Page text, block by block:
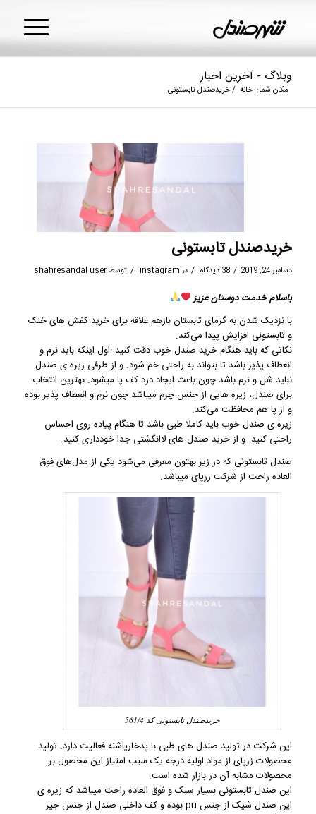
وبلاگ - آخرین اخبار
مکان شما: خانه /خریدصندل تابستونی
خریدصندل تابستونی
دسامبر 24, 2019 / 38 دیدگاه / در instagram
/ توسط shahresandal user
باسلام خدمت دوستان عزیز
با نزدیک شدن به گرمای تابستان بازهم علاقه برای خرید کفش های خنک
و تابستونی افزایش پیدا می‌کند.
نکاتی که باید هنگامخرید صندلخوب دقت کنید ‌:اول اینکه باید نرم و
انعطاف پذیر باشد تا بتواند به راحتی خم شود. و از طرفی زیره ی صندل
نباید شل و نرم باشد چون باعث ایجاد درد کف پا میشود. بهترین انتخاب
برای صندل، زیره هایی از جنس چرم میباشد چون نرم و انعطاف پذیر بوده
و از پا هم محافظت می‌کند.
زیره ی صندل خوب باید کاملا طبی باشد تا هنگام پیاده روی احساس
راحتی کنید. و از خرید صندل های لاانگشتی جدا خودداری کنید.
صندل تابستونی که در زیر بهتون معرفی می‌شود یکی از مدل‌های فوق
العاده راحت از شرکت زرپای میباشد.
خریدصندل تابستونی کد 561/4
این شرکت در تولید صندل های طبی با پدخارپاشنه فعالیت دارد. تولید
محصولات زرپای از مواد اولیه درجه یک سبب امتیاز این محصول بر
محصولات مشابه آن در بازار شده است.
این صندل تابستونی بسیار سبک و فوق العاده راحت میباشد که زیره ی
این صندل شیک از جنس pu بوده و کف داخلی صندل از جنس جیر